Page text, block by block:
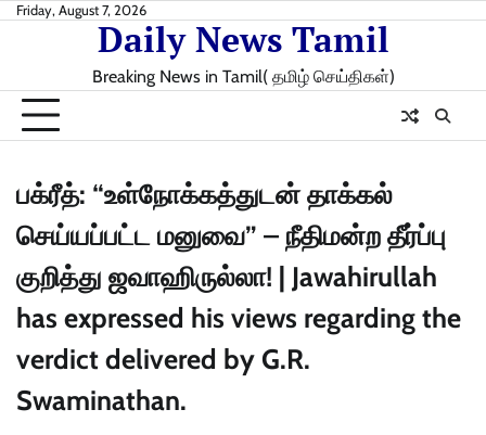
SkipFriday, August 7, 2026
Daily News Tamil
Breaking News in Tamil( தமிழ் செய்திகள்)
பக்ரீத்: “உள்நோக்கத்துடன் தாக்கல்
செய்யப்பட்ட மனுவை” – நீதிமன்ற தீர்ப்பு
குறித்து ஜவாஹிருல்லா! | Jawahirullah
has expressed his views regarding the
verdict delivered by G.R.
Swaminathan.